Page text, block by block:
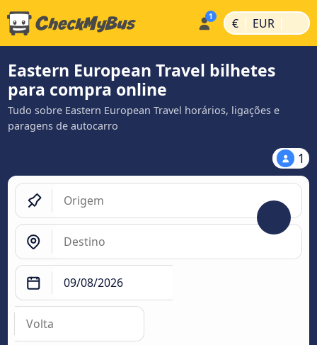
€ | EUR |
Eastern European Travel bilhetes
para compra online
Tudo sobre Eastern European Travel horários, ligações e
paragens de autocarro
1